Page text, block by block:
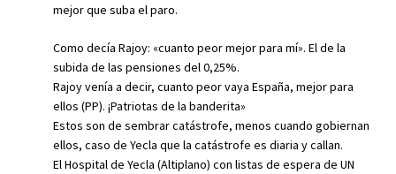
mejor que suba el paro.
Como decía Rajoy: «cuanto peor mejor para mí». El de la
subida de las pensiones del 0,25%.
Rajoy venía a decir, cuanto peor vaya España, mejor para
ellos (PP). ¡Patriotas de la banderita»
Estos son de sembrar catástrofe, menos cuando gobiernan
ellos, caso de Yecla que la catástrofe es diaria y callan.
El Hospital de Yecla (Altiplano) con listas de espera de UN